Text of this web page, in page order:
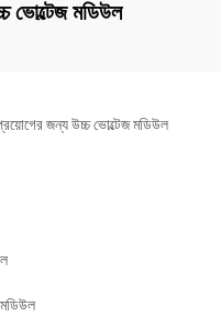
ভোল্টেজ মডিউল
জন্য উচ্চ ভোল্টেজ মডিউল
মডিউল